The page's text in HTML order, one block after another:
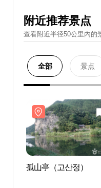
附近推荐景点
查看附近半径50公里內的
全部 景点
孤山亭（고산정）